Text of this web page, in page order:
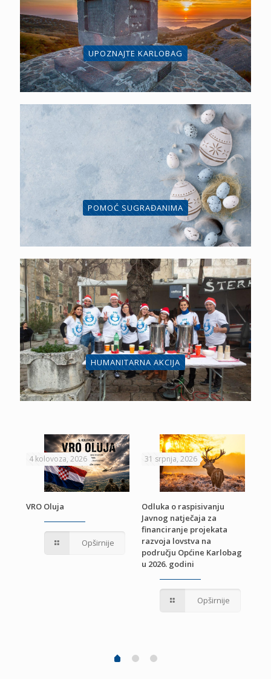
UPOZNAJTE KARLOBAG
POMOĆ SUGRAĐANIMA
HUMANITARNA AKCIJA
4 kolovoza, 2026
VRO Oluja
Opširnije
31 srpnja, 2026
Odluka o raspisivanju
Javnog natječaja za
financiranje projekata
razvoja lovstva na
području Općine Karlobag
u 2026. godini
Opširnije